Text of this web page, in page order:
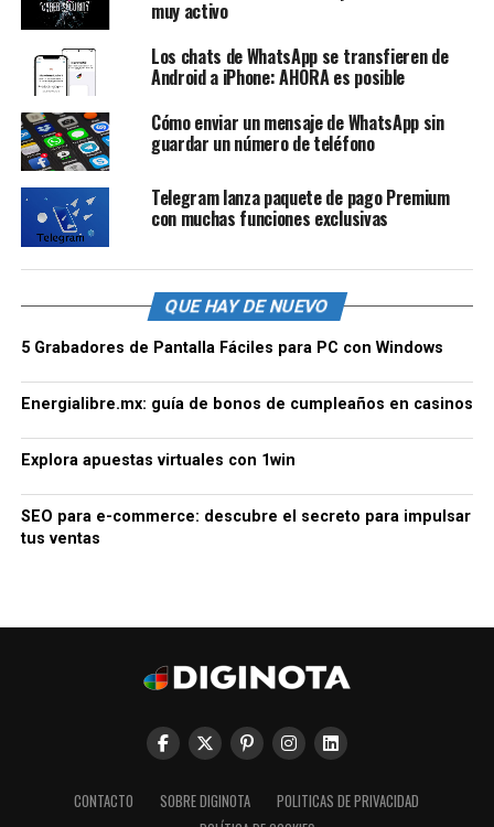
muy activo
Los chats de WhatsApp se transfieren de
Android a iPhone: AHORA es posible
Cómo enviar un mensaje de WhatsApp sin
guardar un número de teléfono
Telegram lanza paquete de pago Premium
con muchas funciones exclusivas
QUE HAY DE NUEVO
5 Grabadores de Pantalla Fáciles para PC con Windows
Energialibre.mx: guía de bonos de cumpleaños en casinos
Explora apuestas virtuales con 1win
SEO para e-commerce: descubre el secreto para impulsar
tus ventas
CONTACTO SOBRE DIGINOTA
POLITICAS DE PRIVACIDAD